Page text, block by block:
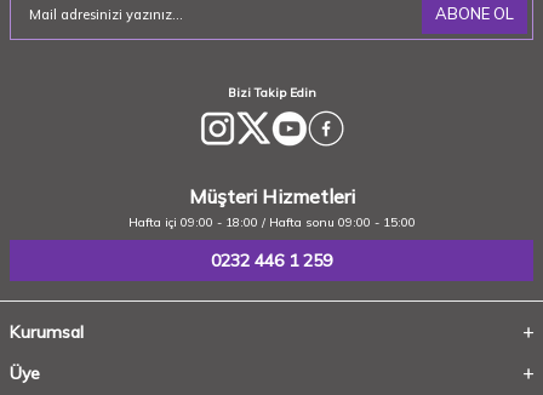
ABONE OL
Bizi Takip Edin
Müşteri Hizmetleri
Hafta içi 09:00 - 18:00 / Hafta sonu 09:00 - 15:00
0232 446 1 259
Kurumsal
Üye